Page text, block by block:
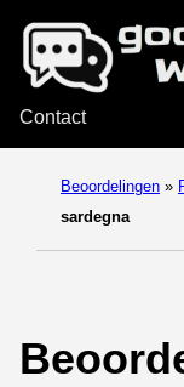
Contact
Beoordelingen »
sardegna